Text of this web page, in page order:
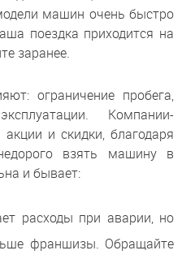
машин очень быстро
поездка приходится на
заранее.
ограничение пробега,
Компании-
и скидки, благодаря
взять машину в
и бывает:
расходы при аварии, но
франшизы. Обращайте